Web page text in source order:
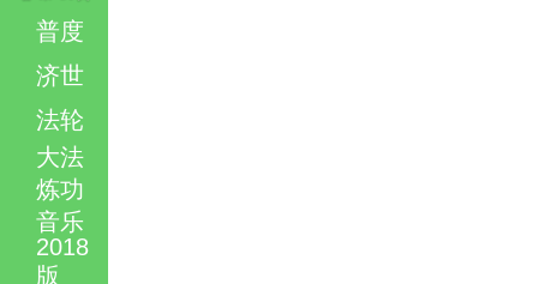
普度
济世
法轮
大法
炼功
音乐
2018
版